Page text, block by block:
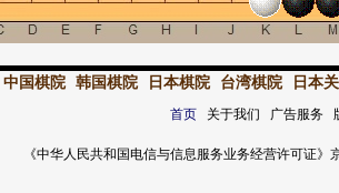
中国棋院 韩国棋院 日本棋院 台湾棋院 日本
首页关于我们 广告服务
《中华人民共和国电信与信息服务业务经营许可证